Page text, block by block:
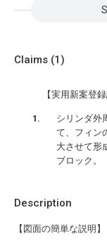
Description
【図面の簡単な説明】
Claims (1)
【実用新案登
シリンダ外
て、フィン
大させて形
ブロック。